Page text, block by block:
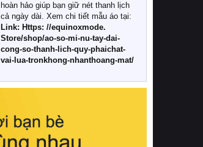
Khác với các dòng sản phẩm thông
thường, những bộ chăn ga gối đệm
cao cấp trải qua quy trình sản xuất
nghiêm ngặt từ khâu chọn lọc nguyên
liệu tự nhiên đến công nghệ dệt
nhuộm hiện đại không chứa hóa chất
này, bạn sẽ cảm nhận rõ rệt sự khác
hồi chuẩn xác của phần đệm nâng đỡ
cột sống.
hoàn hảo giúp bạn giữ nét thanh lịch
cả ngày dài. Xem chi tiết mẫu áo tại:
Link: Https: //equinoxmode.
Store/shop/ao-so-mi-nu-tay-dai-
cong-so-thanh-lich-quy-phaichat-
vai-lua-tronkhong-nhanthoang-mat/